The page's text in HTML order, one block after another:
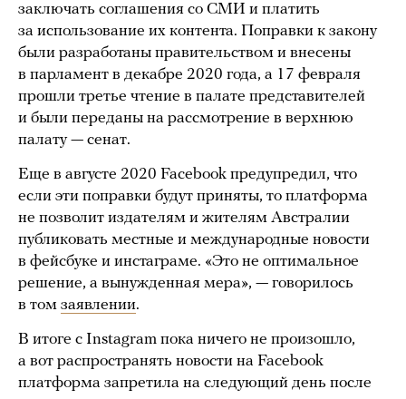
заключать соглашения со СМИ и платить
за использование их контента. Поправки к закону
были разработаны правительством и внесены
в парламент в декабре 2020 года, а 17 февраля
прошли третье чтение в палате представителей
и были переданы на рассмотрение в верхнюю
палату — сенат.
Еще в августе 2020 Facebook предупредил, что
если эти поправки будут приняты, то платформа
не позволит издателям и жителям Австралии
публиковать местные и международные новости
в фейсбуке и инстаграме. «Это не оптимальное
решение, а вынужденная мера», — говорилось
в том заявлении.
В итоге с Instagram пока ничего не произошло,
а вот распространять новости на Facebook
платформа запретила на следующий день после